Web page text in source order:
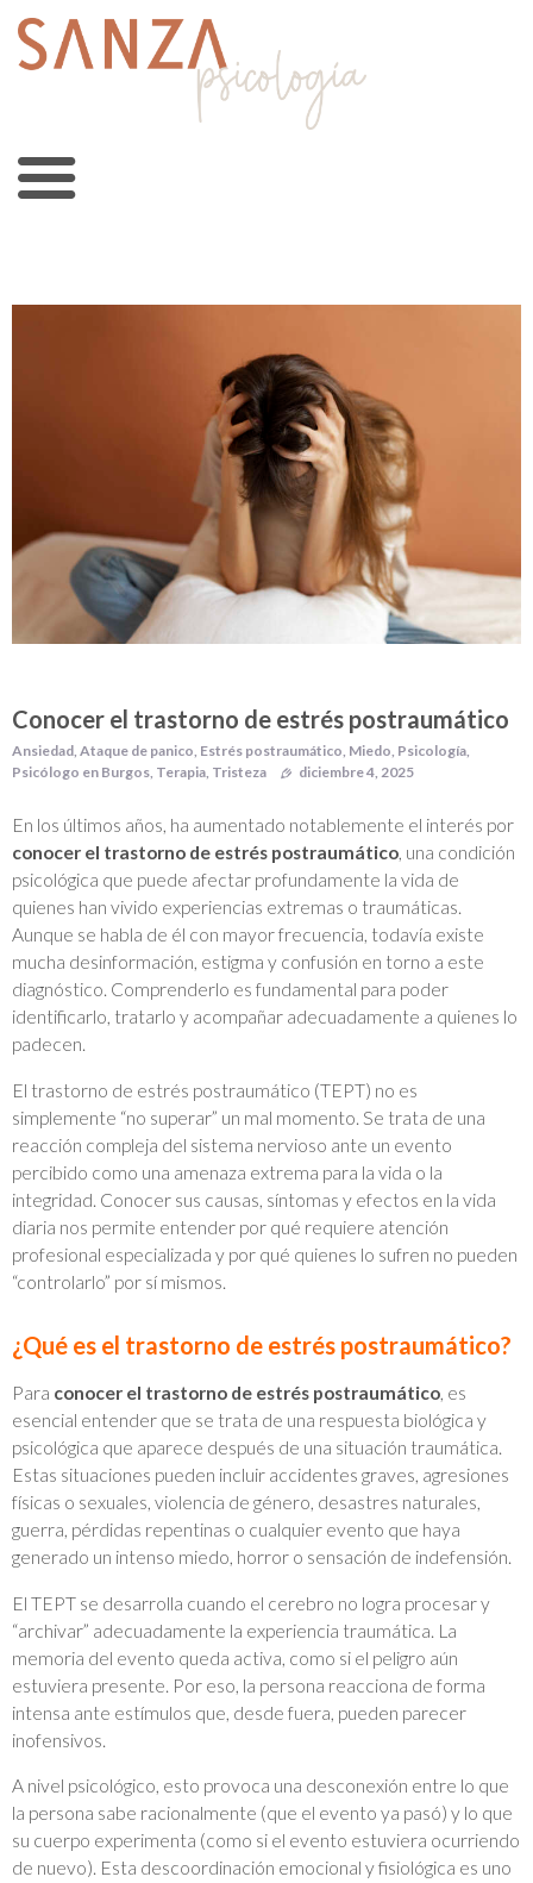
Conocer el trastorno de estrés postraumático
Ansiedad, Ataque de panico, Estrés postraumático, Miedo, Psicología,
Psicólogo en Burgos, Terapia, Tristeza diciembre 4, 2025
En los últimos años, ha aumentado notablemente el interés por
conocer el trastorno de estrés postraumático, una condición
psicológica que puede afectar profundamente la vida de
quienes han vivido experiencias extremas o traumáticas.
Aunque se habla de él con mayor frecuencia, todavía existe
mucha desinformación, estigma y confusión en torno a este
diagnóstico. Comprenderlo es fundamental para poder
identificarlo, tratarlo y acompañar adecuadamente a quienes lo
padecen.
El trastorno de estrés postraumático (TEPT) no es
simplemente “no superar” un mal momento. Se trata de una
reacción compleja del sistema nervioso ante un evento
percibido como una amenaza extrema para la vida o la
integridad. Conocer sus causas, síntomas y efectos en la vida
diaria nos permite entender por qué requiere atención
profesional especializada y por qué quienes lo sufren no pueden
“controlarlo” por sí mismos.
¿Qué es el trastorno de estrés postraumático?
Para conocer el trastorno de estrés postraumático, es
esencial entender que se trata de una respuesta biológica y
psicológica que aparece después de una situación traumática.
Estas situaciones pueden incluir accidentes graves, agresiones
físicas o sexuales, violencia de género, desastres naturales,
guerra, pérdidas repentinas o cualquier evento que haya
generado un intenso miedo, horror o sensación de indefensión.
El TEPT se desarrolla cuando el cerebro no logra procesar y
“archivar” adecuadamente la experiencia traumática. La
memoria del evento queda activa, como si el peligro aún
estuviera presente. Por eso, la persona reacciona de forma
intensa ante estímulos que, desde fuera, pueden parecer
inofensivos.
A nivel psicológico, esto provoca una desconexión entre lo que
la persona sabe racionalmente (que el evento ya pasó) y lo que
su cuerpo experimenta (como si el evento estuviera ocurriendo
de nuevo). Esta descoordinación emocional y fisiológica es uno